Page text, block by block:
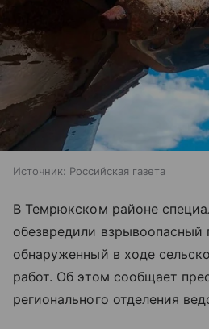
Источник: Российская газета
В Темрюкском районе
обезвредили взрывоопасный
обнаруженный в ходе
работ. Об этом сообщает
регионального отделения